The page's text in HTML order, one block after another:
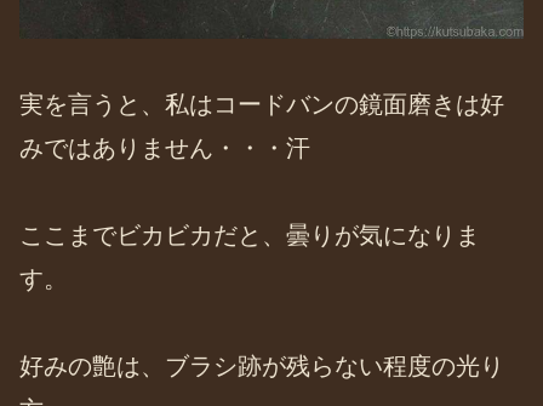
実を言うと、私はコードバンの鏡面磨きは好
みではありません・・・汗
ここまでビカビカだと、曇りが気になりま
す。
好みの艶は、ブラシ跡が残らない程度の光り